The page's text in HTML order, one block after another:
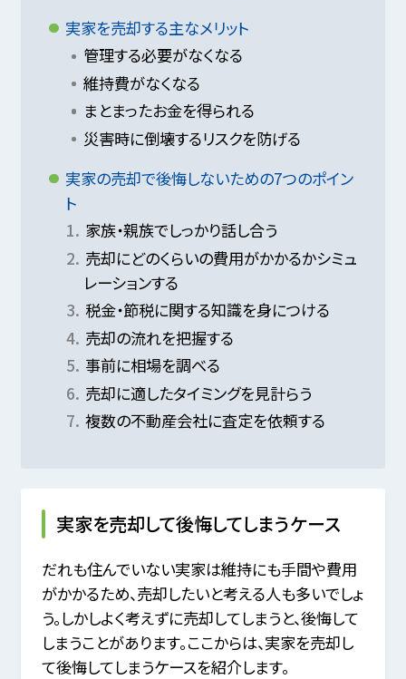
実家を売却する主なメリット
管理する必要がなくなる
維持費がなくなる
まとまったお金を得られる
災害時に倒壊するリスクを防げる
実家の売却で後悔しないための7つのポイン
ト
家族・親族でしっかり話し合う
売却にどのくらいの費用がかかるかシミュ
レーションする
税金・節税に関する知識を身につける
売却の流れを把握する
事前に相場を調べる
売却に適したタイミングを見計らう
複数の不動産会社に査定を依頼する
実家を売却して後悔してしまうケース
だれも住んでいない実家は維持にも手間や費用
がかかるため、売却したいと考える人も多いでしょ
う。しかしよく考えずに売却してしまうと、後悔して
しまうことがあります。ここからは、実家を売却し
て後悔してしまうケースを紹介します。